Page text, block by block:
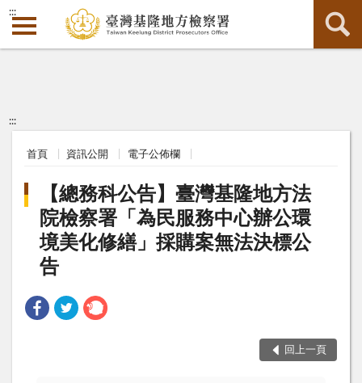
:::
:::
首頁 資訊公開 電子公佈欄
【總務科公告】臺灣基隆地方法
院檢察署「為民服務中心辦公環
境美化修繕」採購案無法決標公
告
回上一頁